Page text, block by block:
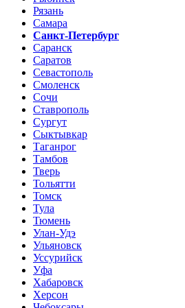
Рязань
Самара
Санкт-Петербург
Саранск
Саратов
Севастополь
Смоленск
Сочи
Ставрополь
Сургут
Сыктывкар
Таганрог
Тамбов
Тверь
Тольятти
Томск
Тула
Тюмень
Улан-Удэ
Ульяновск
Уссурийск
Уфа
Хабаровск
Херсон